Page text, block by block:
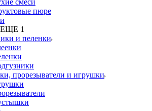
смеси
пюре
1
и пеленки
прорезыватели и игрушки